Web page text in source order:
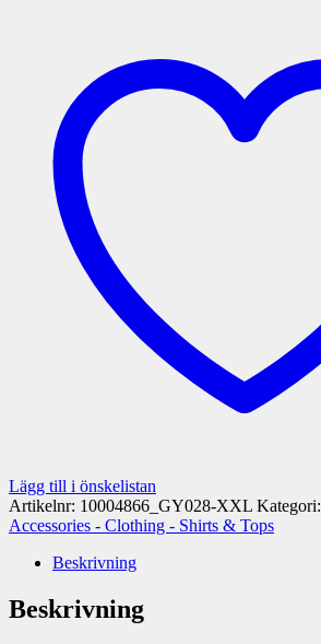
Lägg till i önskelistan
Artikelnr: 10004866_GY028-XXL Kategori:
Accessories - Clothing - Shirts & Tops
Beskrivning
Beskrivning